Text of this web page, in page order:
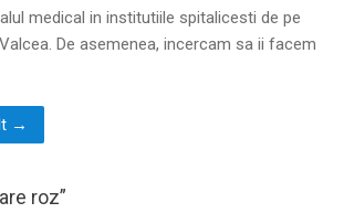
medical in institutiile spitalicesti de pe
De asemenea, incercam sa ii facem
→
roz”